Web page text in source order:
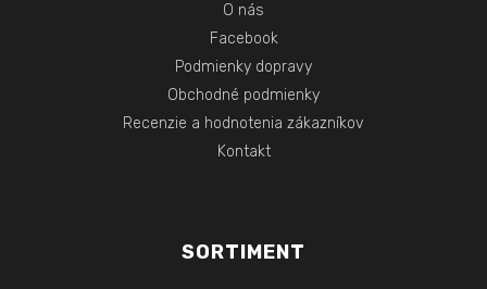
O nás
Facebook
Podmienky dopravy
Obchodné podmienky
Recenzie a hodnotenia zákazníkov
Kontakt
SORTIMENT